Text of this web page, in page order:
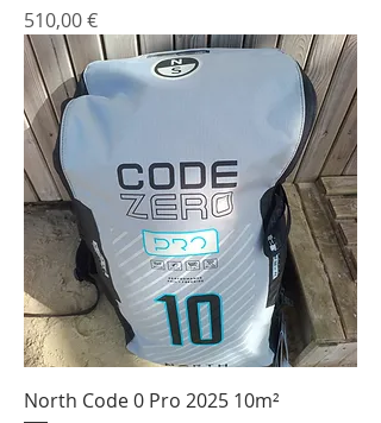
Prix
510,00 €
North Code 0 Pro 2025 10m²